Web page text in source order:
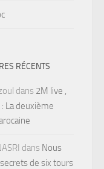
RÉCENTS
dans 2M live ,
La deuxième
dans Nous
de six tours